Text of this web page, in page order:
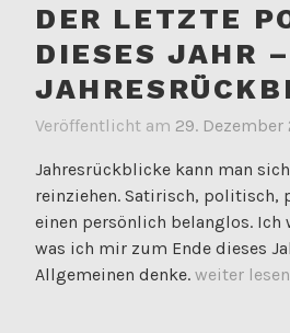
DER LETZTE
DIESES JAHR –
Veröffentlicht am 29. Dezember
Jahresrückblicke kann man
reinziehen. Satirisch, politisch,
einen persönlich belanglos.
was ich mir zum Ende dieses
Allgemeinen denke. weiter lesen